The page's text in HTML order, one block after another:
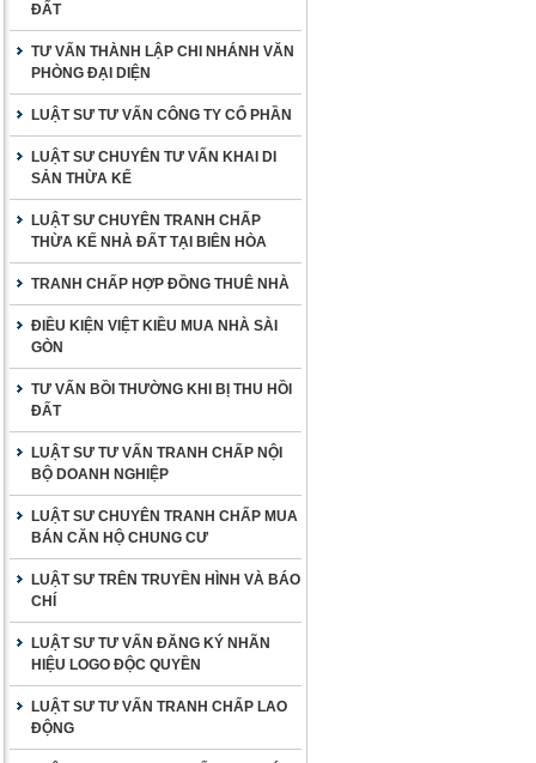
ĐẤT
TƯ VẤN THÀNH LẬP CHI NHÁNH VĂN
PHÒNG ĐẠI DIỆN
LUẬT SƯ TƯ VẤN CÔNG TY CỔ PHẦN
LUẬT SƯ CHUYÊN TƯ VẤN KHAI DI
SẢN THỪA KẾ
LUẬT SƯ CHUYÊN TRANH CHẤP
THỪA KẾ NHÀ ĐẤT TẠI BIÊN HÒA
TRANH CHẤP HỢP ĐỒNG THUÊ NHÀ
ĐIỀU KIỆN VIỆT KIỀU MUA NHÀ SÀI
GÒN
TƯ VẤN BỒI THƯỜNG KHI BỊ THU HỒI
ĐẤT
LUẬT SƯ TƯ VẤN TRANH CHẤP NỘI
BỘ DOANH NGHIỆP
LUẬT SƯ CHUYÊN TRANH CHẤP MUA
BÁN CĂN HỘ CHUNG CƯ
LUẬT SƯ TRÊN TRUYỀN HÌNH VÀ BÁO
CHÍ
LUẬT SƯ TƯ VẤN ĐĂNG KÝ NHÃN
HIỆU LOGO ĐỘC QUYỀN
LUẬT SƯ TƯ VẤN TRANH CHẤP LAO
ĐỘNG